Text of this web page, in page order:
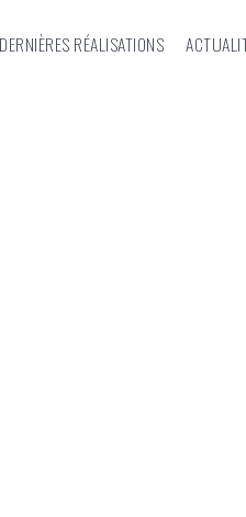
DERNIÈRES RÉALISATIONS